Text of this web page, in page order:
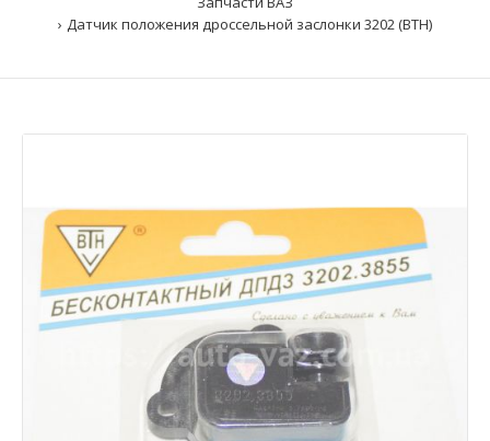
Датчик положения дроссельной заслонки 3202 (ВТН)